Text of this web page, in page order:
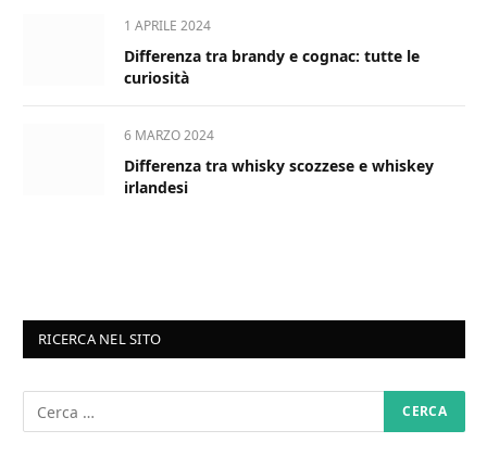
1 APRILE 2024
Differenza tra brandy e cognac: tutte le
curiosità
6 MARZO 2024
Differenza tra whisky scozzese e whiskey
irlandesi
RICERCA NEL SITO